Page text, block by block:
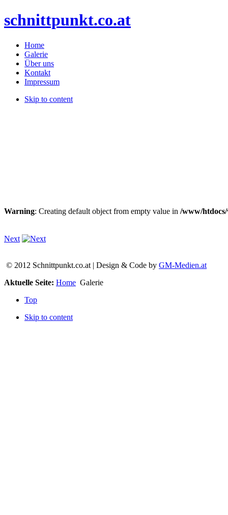
schnittpunkt.co.at
Home
Galerie
Über uns
Kontakt
Impressum
Skip to content
Warning: Creating default object from empty value in /www/
Next
© 2012 Schnittpunkt.co.at | Design & Code by GM-Medien.at
Aktuelle Seite: Home Galerie
Top
Skip to content